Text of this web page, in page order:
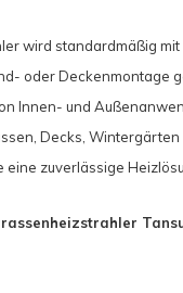
wird standardmäßig mit
oder Deckenmontage
Innen- und
Decks, Wintergärten
eine zuverlässige